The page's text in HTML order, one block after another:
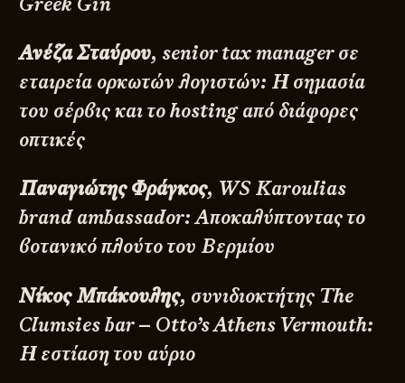
Ανέζα Σταύρου, senior tax manager σε
εταιρεία ορκωτών λογιστών: Η σημασία
του σέρβις και το hosting από διάφορες
οπτικές
Παναγιώτης Φράγκος, WS Karoulias
brand ambassador: Αποκαλύπτοντας το
βοτανικό πλούτο του Βερμίου
Νίκος Μπάκουλης, συνιδιοκτήτης The
Clumsies bar – Otto’s Athens Vermouth:
Η εστίαση του αύριο